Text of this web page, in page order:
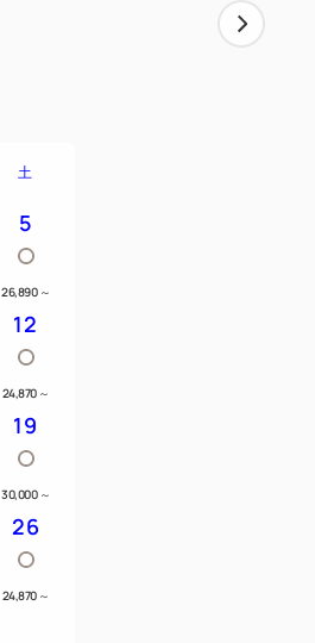
土
5
26,890 ～
12
24,870 ～
19
30,000 ～
26
24,870 ～